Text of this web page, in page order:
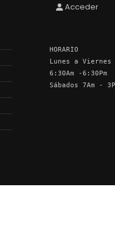
Acceder
HORARIO
Lunes a Viernes
6:30Am -6:30Pm
Sábados 7Am -